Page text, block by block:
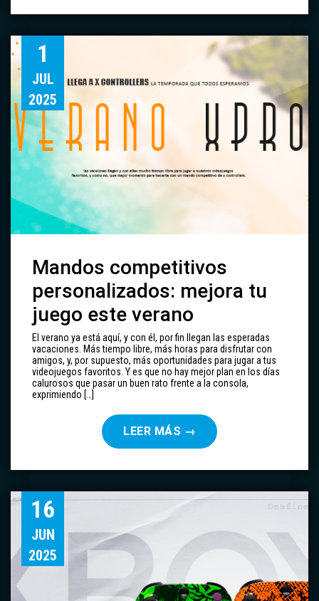
1
JUL
2025
Mandos competitivos
personalizados: mejora tu
juego este verano
El verano ya está aquí, y con él, por fin llegan las esperadas
vacaciones. Más tiempo libre, más horas para disfrutar con
amigos, y, por supuesto, más oportunidades para jugar a tus
videojuegos favoritos. Y es que no hay mejor plan en los días
calurosos que pasar un buen rato frente a la consola,
exprimiendo […]
LEER MÁS →
16
JUN
2025